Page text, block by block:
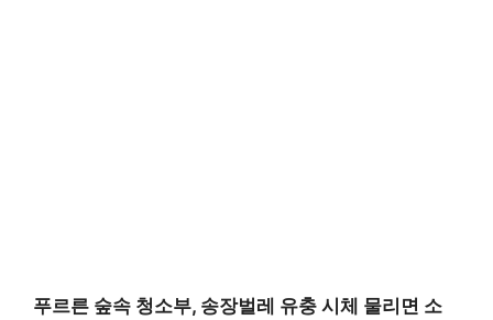
푸르른 숲속 청소부, 송장벌레 유충 시체 물리면 소